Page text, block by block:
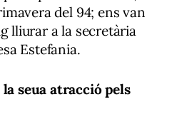
del 94; ens van
lliurar a la secretària
Estefania.
seua atracció pels